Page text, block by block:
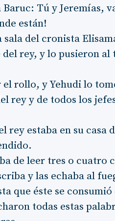
Tú y Jeremías,
están!
del cronista
rey, y lo pusieron al
rollo, y Yehudi lo
rey y de todos los
rey estaba en su casa
de leer tres o cuatro
y las echaba al
que éste se consumió
todas estas